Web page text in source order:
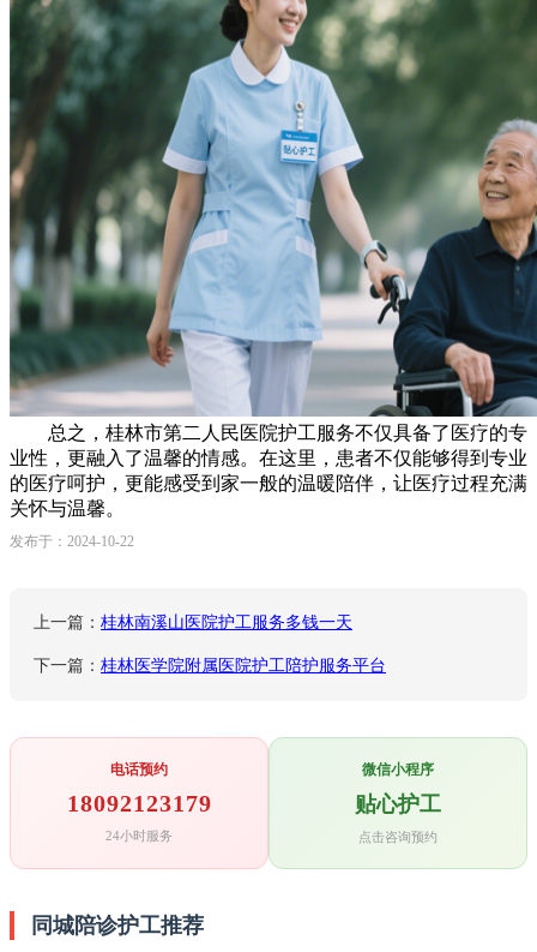
总之，桂林市第二人民医院护工服务不仅具备了医疗的专
业性，更融入了温馨的情感。在这里，患者不仅能够得到专业
的医疗呵护，更能感受到家一般的温暖陪伴，让医疗过程充满
关怀与温馨。
发布于：2024-10-22
上一篇： 桂林南溪山医院护工服务多钱一天
下一篇： 桂林医学院附属医院护工陪护服务平台
电话预约
18092123179
24小时服务
微信小程序
贴心护工
点击咨询预约
同城陪诊护工推荐